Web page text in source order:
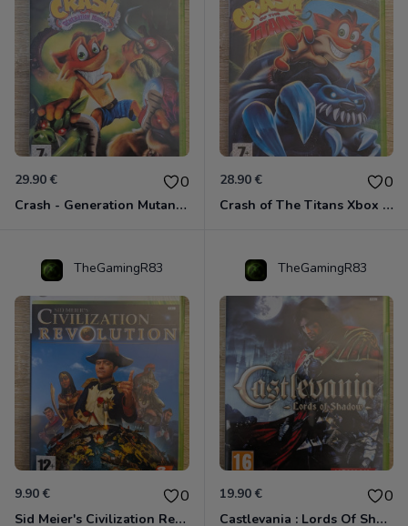
29.90 € 0
Crash - Generation Mutant Xbox 360
28.90 € 0
Crash of The Titans Xbox 360
TheGamingR83
9.90 € 0
Sid Meier's Civilization Revolution Xbox 360
TheGamingR83
19.90 € 0
Castlevania : Lords Of Shadow Xbox 360